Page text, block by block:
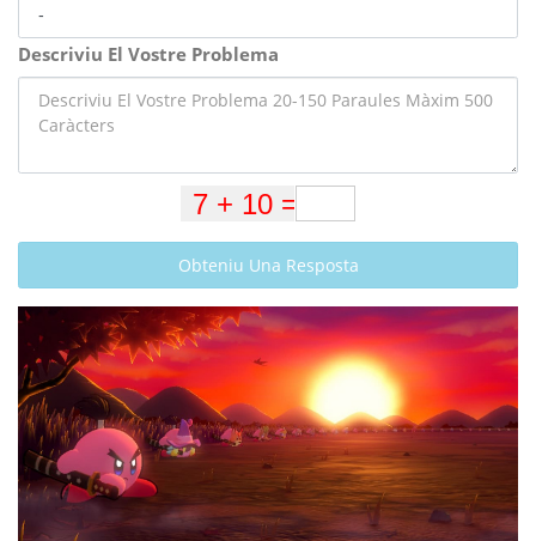
Descriviu El Vostre Problema
Obteniu Una Resposta